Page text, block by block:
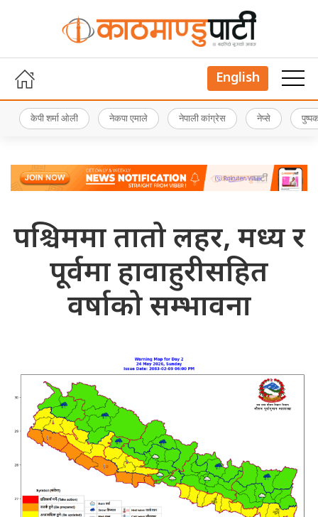
English
केपी शर्मा ओली नेकपा एमाले नेपाली कांग्रेस नेप्से
पश्चिममा तातो लहर, मध्य र
पूर्वमा हावाहुरीसहित
वर्षाको सम्भावना